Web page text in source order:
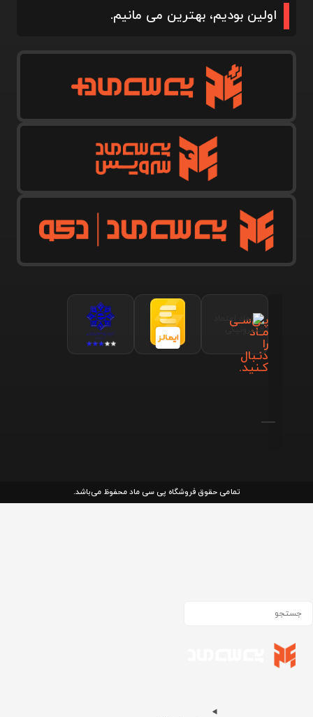
اولین بودیم، بهترین می مانیم.
پـی‌سـی
مـاد
را
دنـبال
کـنید.
تمامی حقوق فروشگاه پی سی ماد محفوظ می‌باشد.